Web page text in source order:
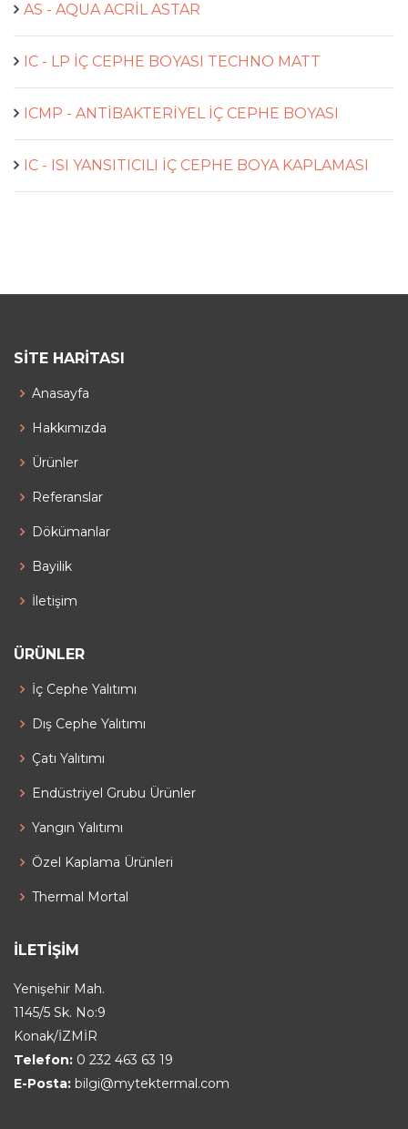
AS - AQUA ACRİL ASTAR
IC - LP İÇ CEPHE BOYASI TECHNO MATT
ICMP - ANTİBAKTERİYEL İÇ CEPHE BOYASI
IC - ISI YANSITICILI İÇ CEPHE BOYA KAPLAMASI
SITE HARITASI
Anasayfa
Hakkımızda
Ürünler
Referanslar
Dökümanlar
Bayilik
İletişim
ÜRÜNLER
İç Cephe Yalıtımı
Dış Cephe Yalıtımı
Çatı Yalıtımı
Endüstriyel Grubu Ürünler
Yangın Yalıtımı
Özel Kaplama Ürünleri
Thermal Mortal
İLETIŞIM
Yenişehir Mah.
1145/5 Sk. No:9
Konak/İZMİR
Telefon: 0 232 463 63 19
E-Posta: bilgi@mytektermal.com